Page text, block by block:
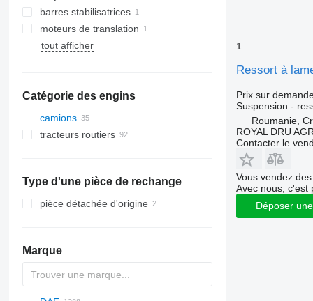
barres stabilisatrices
moteurs de translation
tout afficher
Catégorie des engins
camions
tracteurs routiers
Type d'une pièce de rechange
pièce détachée d'origine
Marque
1
Ressort à
Prix sur
Suspension -
Roumanie,
ROYAL DRU
Contacter le
Vous vendez
Avec nous, c'est
Déposer